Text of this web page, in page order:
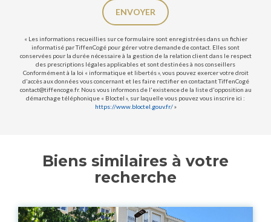
ENVOYER
« Les informations recueillies sur ce formulaire sont enregistrées dans un fichier
informatisé par TiffenCogé pour gérer votre demande de contact. Elles sont
conservées pour la durée nécessaire à la gestion de la relation client dans le respect
des prescriptions légales applicables et sont destinées à nos conseillers
Conformément à la loi « informatique et libertés », vous pouvez exercer votre droit
d'accès aux données vous concernant et les faire rectifier en contactant TiffenCogé
contact@tiffencoge.fr. Nous vous informons de l'existence de la liste d'opposition au
démarchage téléphonique « Bloctel », sur laquelle vous pouvez vous inscrire ici :
https://www.bloctel.gouv.fr/»
Biens similaires à votre
recherche